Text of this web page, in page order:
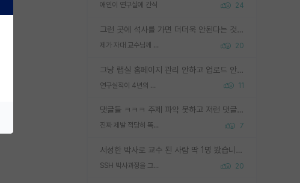
애인이 연구실에 간식 24
그런 곳에 석사를 가면 더더욱 안된다는 것을 깨달으시면 된겁니다!
제가 자대 교수님께 무례하게 행동한 걸까요? 20
그냥 랩실 홈페이지 관리 안하고 업로드 안한거 아님?
연구실적이 4년의 공백이 있는거 어떻게 생각하냐 11
댓글들 ㅋㅋㅋ 주제 파악 못하고 저런 댓글들을 쓰네. 조직에 인간이 얼마나 중요한데 걱정될 수도 있지 ㅋㅋ 본인들은 퍽이나 잘하나봐 ? 현실은 남들한테 욕 안 먹는 1인분만 하는 것도 힘들텐데 ?
진짜 제발 적당히 똑똑한 박사과정이라도 위에 있었으면.. 7
서성한 박사로 교수 된 사람 딱 1명 봤습니다. 근데 지방대 박사로 교수된 거는 기적이 일어나야되요. 서성한 학부부터여도 빡센게 교수임용일텐데 지방대박사로 무슨 교수가 되나요...... 중소기업/중견기업 팀장급/연구소장급이나 될거 같네요.
SSH 박사과정을 그만두고 지방대 박사로 옮기면 교수의 꿈은 끝일까요? 20